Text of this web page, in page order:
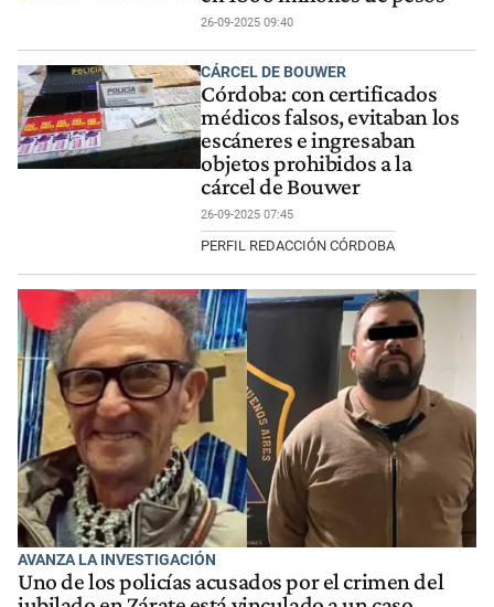
26-09-2025 09:40
CÁRCEL DE BOUWER
Córdoba: con certificados
médicos falsos, evitaban los
escáneres e ingresaban
objetos prohibidos a la
cárcel de Bouwer
26-09-2025 07:45
PERFIL REDACCIÓN CÓRDOBA
AVANZA LA INVESTIGACIÓN
Uno de los policías acusados por el crimen del